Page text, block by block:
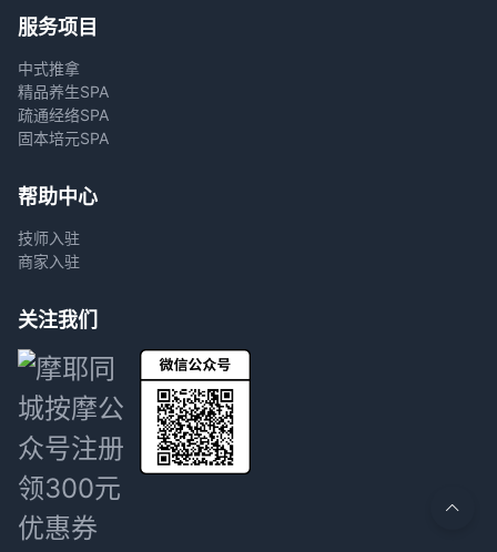
服务项目
中式推拿
精品养生SPA
疏通经络SPA
固本培元SPA
帮助中心
技师入驻
商家入驻
关注我们